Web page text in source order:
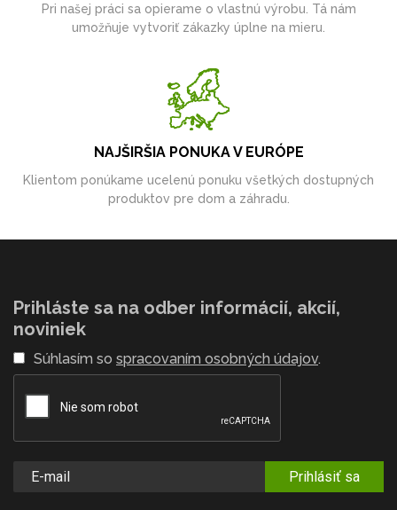
Pri našej práci sa opierame o vlastnú výrobu. Tá nám
umožňuje vytvoriť zákazky úplne na mieru.
NAJŠIRŠIA PONUKA V EURÓPE
Klientom ponúkame ucelenú ponuku všetkých dostupných
produktov pre dom a záhradu.
Prihláste sa na odber informácií, akcií,
noviniek
Súhlasím so spracovaním osobných údajov.
Prihlásiť sa